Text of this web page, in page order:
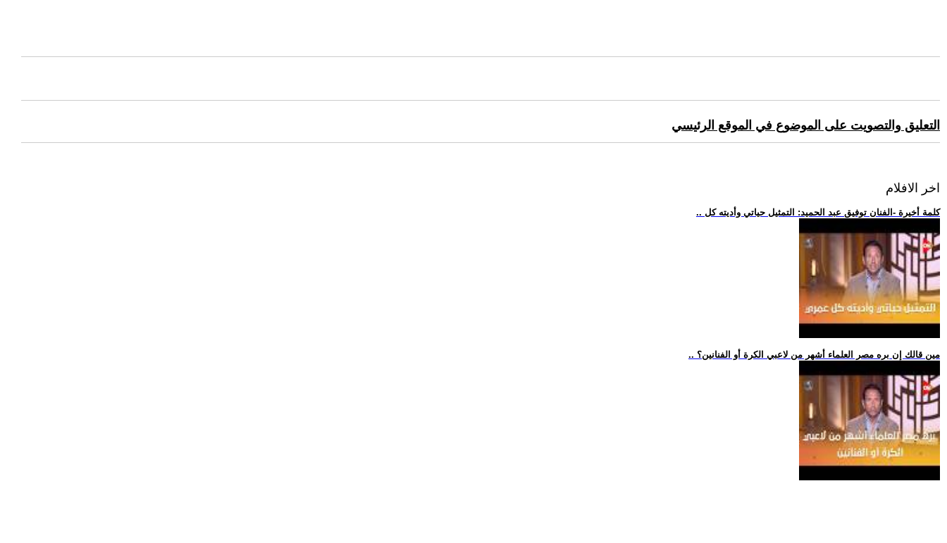
التعليق والتصويت على الموضوع في الموقع الرئيسي
اخر الافلام
.. كلمة أخيرة -الفنان توفيق عبد الحميد: التمثيل حياتي وأديته كل
.. مين قالك إن بره مصر العلماء أشهر من لاعبي الكرة أو الفنانين؟